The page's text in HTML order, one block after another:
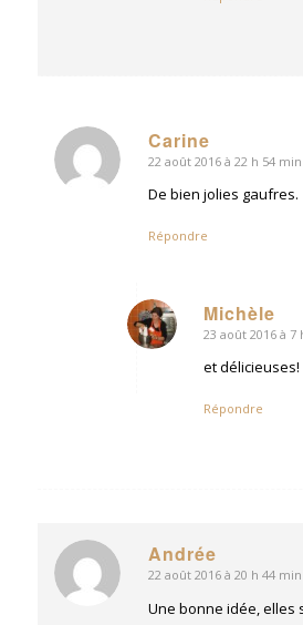
Carine
dit
22 août 2016 à 22 h 54 min
De bien jolies gaufres.
Répondre
Michèle
dit
23 août 2016 à 7
et délicieuses!
Répondre
Andrée
dit
22 août 2016 à 20 h 44 min
Une bonne idée, elles